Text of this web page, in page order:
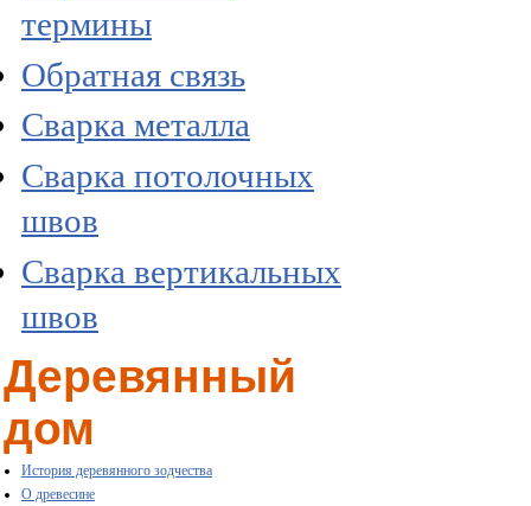
термины
Обратная связь
Сварка металла
Сварка потолочных
швов
Сварка вертикальных
швов
Деревянный
дом
История деревянного зодчества
О древесине